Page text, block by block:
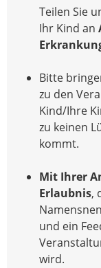
Teilen Sie
Ihr Kind an
Bitte
zu den
Kind/Ihre
zu keinen
kommt.
Mit Ihrer
Erlaubnis,
und ein
wird.